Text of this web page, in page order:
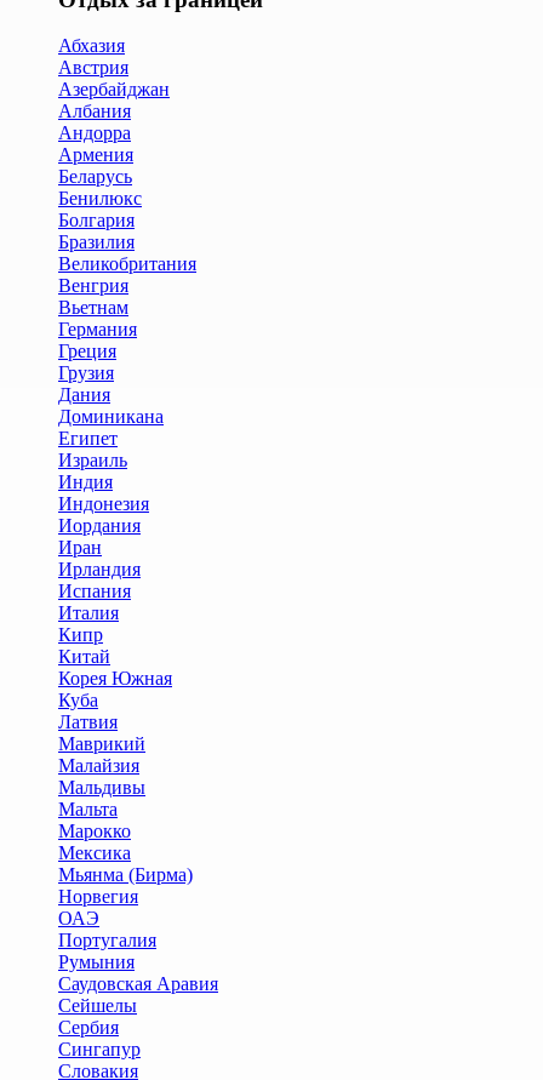
Абхазия
Австрия
Азербайджан
Албания
Андорра
Армения
Беларусь
Бенилюкс
Болгария
Бразилия
Великобритания
Венгрия
Вьетнам
Германия
Греция
Грузия
Дания
Доминикана
Египет
Израиль
Индия
Индонезия
Иордания
Иран
Ирландия
Испания
Италия
Кипр
Китай
Корея Южная
Куба
Латвия
Маврикий
Малайзия
Мальдивы
Мальта
Марокко
Мексика
Мьянма (Бирма)
Норвегия
ОАЭ
Португалия
Румыния
Саудовская Аравия
Сейшелы
Сербия
Сингапур
Словакия